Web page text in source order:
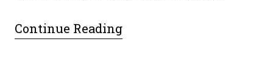
Continue Reading